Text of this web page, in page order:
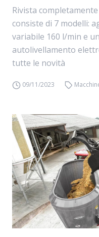
Rivista
consiste di 7 modelli:
variabile 160 l/min e
autolivellamento
tutte le novità
09/11/2023